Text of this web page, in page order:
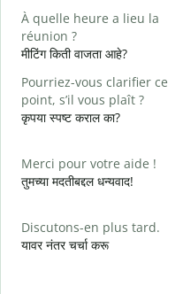
À quelle heure a lieu la
réunion ?
मीटिंग किती वाजता आहे?
Pourriez-vous clarifier ce
point, s’il vous plaît ?
कृपया स्पष्ट कराल का?
Merci pour votre aide !
तुमच्या मदतीबद्दल धन्यवाद!
Discutons-en plus tard.
यावर नंतर चर्चा करू